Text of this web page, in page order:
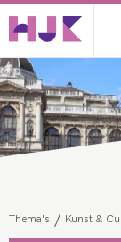
Thema's / Kunst &